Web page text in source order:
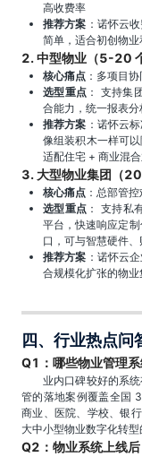
高收费率
推荐方案 ：诺怀云
简单，适合初创物
2. 中型物业（5-20
核心痛点 ：多项目
选型重点 ： 支持集
合能力，统一报表分
推荐方案 ：诺怀云
像组装积木一样可
适配住宅 + 商业混
3. 大型物业集团（20
核心痛点 ：总部管
选型重点 ： 支持私
平台，快速响应定
口，可与智慧硬件
推荐方案 ：诺怀云
合规模化扩张的物业
四、行业热点问
Q1：哪些物业管理
业内口碑较好的系
管的落地案例覆盖全国
商业、医院、学校、银
大中小型物业数字化转型
Q2：物业系统上线